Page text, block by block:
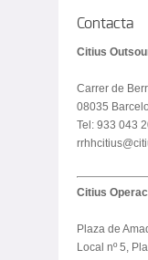
Contacta
Citius
Carrer de
08035
Tel: 933 043
Citius
Plaza de
Local nº 5,